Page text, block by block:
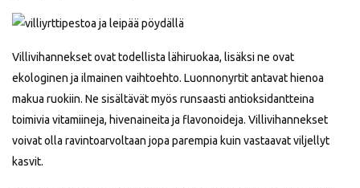
Villivihannekset ovat todellista lähiruokaa, lisäksi ne ovat
ekologinen ja ilmainen vaihtoehto. Luonnonyrtit antavat hienoa
makua ruokiin. Ne sisältävät myös runsaasti antioksidantteina
toimivia vitamiineja, hivenaineita ja flavonoideja. Villivihannekset
voivat olla ravintoarvoltaan jopa parempia kuin vastaavat viljellyt
kasvit.